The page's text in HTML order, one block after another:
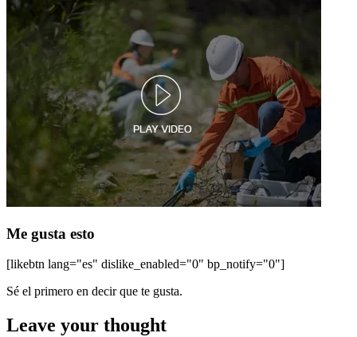
Me gusta esto
[likebtn lang="es" dislike_enabled="0" bp_notify="0"]
Sé el primero en decir que te gusta.
Leave your thought